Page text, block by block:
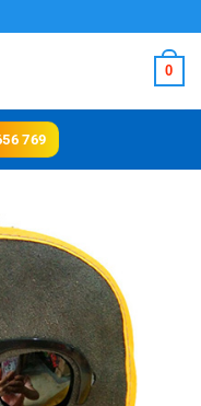
0
769